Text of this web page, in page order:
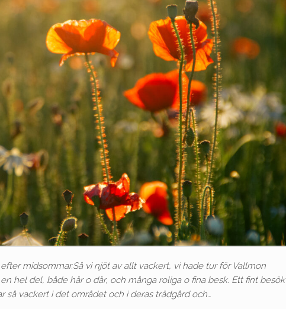
midsommar.Så vi njöt av allt vackert, vi hade tur för Vallmon
hel del, både här o där, och många roliga o fina besk. Ett fint besök
så vackert i det området och i deras trädgård och…